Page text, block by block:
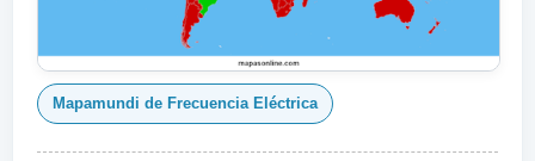
Mapamundi de Frecuencia Eléctrica